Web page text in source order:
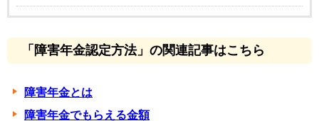
「障害年金認定方法」の関連記事はこちら
障害年金とは
障害年金でもらえる金額